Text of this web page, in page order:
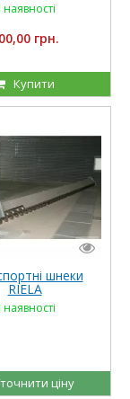
наявності
грн.
Купити
шнеки
RIELA
наявності
ціну